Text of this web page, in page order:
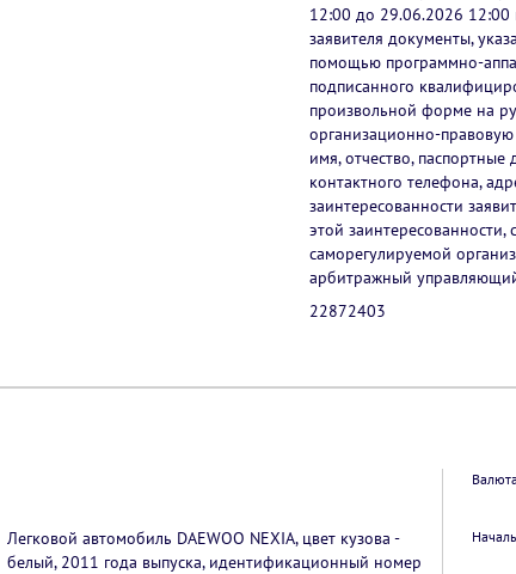
12:00 до 29.06.2026 12:00
заявителя документы,
помощью программно-
подписанного
произвольной форме на
организационно-
имя, отчество,
контактного телефона,
заинтересованности
этой
саморегулируемой
арбитражный
22872403
Легковой автомобиль DAEWOO NEXIA, цвет кузова -
белый, 2011 года выпуска, идентификационный номер